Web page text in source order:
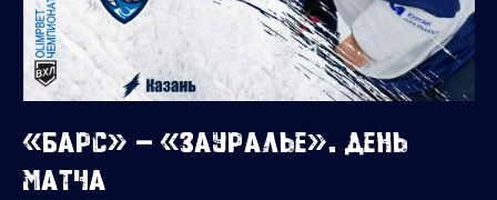
«Барс» – «Зауралье». День
матча